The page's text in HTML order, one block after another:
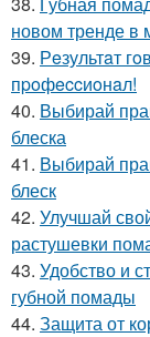
новом тренде в
39. Рeзультaт
пpoфeccиoнaл!
40. Выбирай
блеска
41. Выбирай
блеск
42. Улучшай
растушевки
43. Удобство и
губной помады
44. Защита от